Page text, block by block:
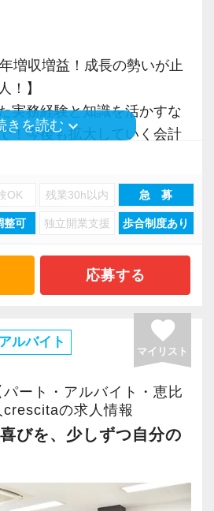
ロフェッショナル」として
に歩んでみませんか？
任せできる貴方の力を求め
知識と経験を生かして、さ
めている貴方の力を発揮で
の力を求めています。
ーション能力を重視しま
です。誠実に仕事を行い、
ただくことを大事にしてく
す。
せてキャリアを重ねつつ、
も少しずつお任せして自信
善に積極的に取り組む企業
「社労士診断認証制度」を
け、今後も社員が働きやす
的に推進していきます。
環境を用意してお待ちして
ンしたオフィス。
スタッフが立ち上げメンバ
ートしました。
あり、IT系など最先端の技
が多いのが特徴です。
おり、専門学校が近くにあ
に励むスタッフが多く活躍
増収増益！成長の勢いが止
！】
実務経験と知識を活かすな
！今後も拡大していく会計
」「新宿」「錦糸町」
オフィス」を新設し、その
「大阪オフィス」「錦糸町
転！
には「柏オフィス」を開設
オフィスを増床するなど、
ます。
自己成長を実現できます。
、資格を持っていなくて
きを読む keyboard_arrow_down
OK 残業30h以内 急 募
整可 独立開業支援 歩合制度あり
応募する
ルバイト favorite
マイリスト
ート・アルバイト・恵比
の求人情報
びを、少しずつ自分の